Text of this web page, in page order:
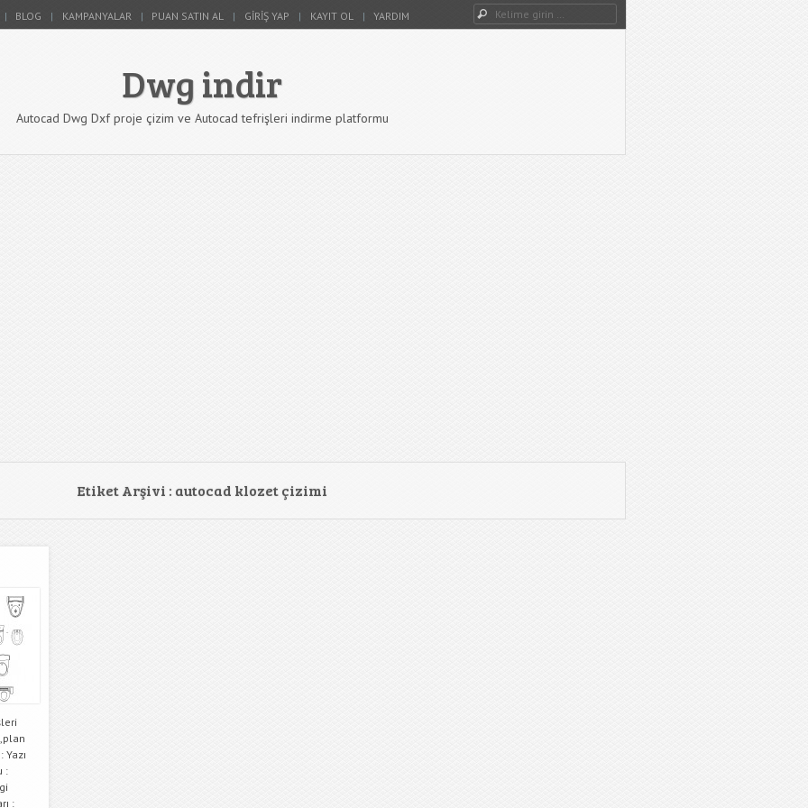
BLOG KAMPANYALAR PUAN SATIN AL GIRIŞ YAP KAYIT OL YARDIM Dwg Ara
Dwg indir
Autocad Dwg Dxf proje çizim ve Autocad tefrişleri indirme platformu
Etiket Arşivi : autocad klozet çizimi
:
: